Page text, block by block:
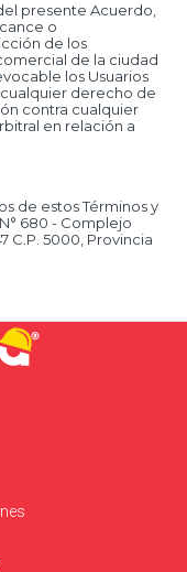
presente Acuerdo,
o
de los
de la ciudad
los Usuarios
derecho de
contra cualquier
en relación a
de estos Términos y
680 - Complejo
C.P. 5000, Provincia